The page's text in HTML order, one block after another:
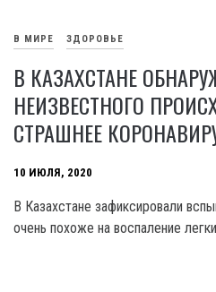
В МИРЕ ЗДОРОВЬЕ
В КАЗАХСТАНЕ
НЕИЗВЕСТНОГО
СТРАШНЕЕ
10 ИЮЛЯ, 2020
В Казахстане зафиксировали
очень похоже на воспаление